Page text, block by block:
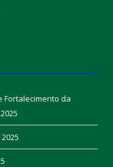
Fortalecimento da